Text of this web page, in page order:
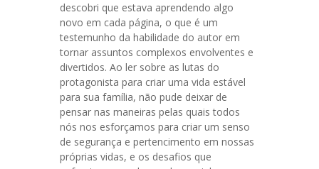
descobri que estava aprendendo algo
novo em cada página, o que é um
testemunho da habilidade do autor em
tornar assuntos complexos envolventes e
divertidos. Ao ler sobre as lutas do
protagonista para criar uma vida estável
para sua família, não pude deixar de
pensar nas maneiras pelas quais todos
nós nos esforçamos para criar um senso
de segurança e pertencimento em nossas
próprias vidas, e os desafios que